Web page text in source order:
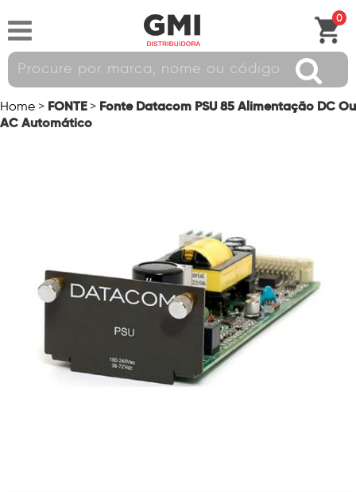
0
Home > FONTE > Fonte Datacom PSU 85 Alimentação DC Ou
AC Automático